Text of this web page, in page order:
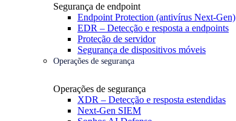
Segurança de endpoint
Endpoint Protection (antivírus Next-Gen)
EDR – Detecção e resposta a endpoints
Proteção de servidor
Segurança de dispositivos móveis
Operações de segurança
Operações de segurança
XDR – Detecção e resposta estendidas
Next-Gen SIEM